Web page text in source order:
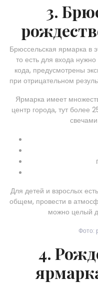
3.
Брюссельская ярмарка в
то есть для входа
кода, предусмотрены
при отрицательном
Ярмарка имеет
центр города, тут более
Для детей и взрослых
общем, провести в
можно целый
Фото:
4.